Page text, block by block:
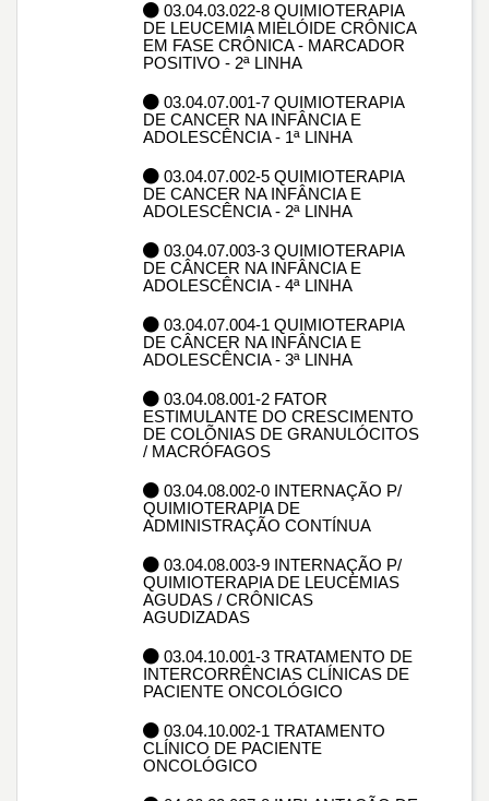
03.04.03.022-8 QUIMIOTERAPIA
DE LEUCEMIA MIELÓIDE CRÔNICA
EM FASE CRÔNICA - MARCADOR
POSITIVO - 2ª LINHA
03.04.07.001-7 QUIMIOTERAPIA
DE CANCER NA INFÂNCIA E
ADOLESCÊNCIA - 1ª LINHA
03.04.07.002-5 QUIMIOTERAPIA
DE CANCER NA INFÂNCIA E
ADOLESCÊNCIA - 2ª LINHA
03.04.07.003-3 QUIMIOTERAPIA
DE CÂNCER NA INFÂNCIA E
ADOLESCÊNCIA - 4ª LINHA
03.04.07.004-1 QUIMIOTERAPIA
DE CÂNCER NA INFÂNCIA E
ADOLESCÊNCIA - 3ª LINHA
03.04.08.001-2 FATOR
ESTIMULANTE DO CRESCIMENTO
DE COLÕNIAS DE GRANULÓCITOS
/ MACRÓFAGOS
03.04.08.002-0 INTERNAÇÃO P/
QUIMIOTERAPIA DE
ADMINISTRAÇÃO CONTÍNUA
03.04.08.003-9 INTERNAÇÃO P/
QUIMIOTERAPIA DE LEUCEMIAS
AGUDAS / CRÔNICAS
AGUDIZADAS
03.04.10.001-3 TRATAMENTO DE
INTERCORRÊNCIAS CLÍNICAS DE
PACIENTE ONCOLÓGICO
03.04.10.002-1 TRATAMENTO
CLÍNICO DE PACIENTE
ONCOLÓGICO